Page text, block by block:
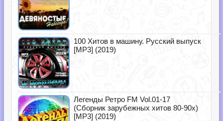
100 Хитов в машину. Русский выпуск
[MP3] (2019)
Легенды Ретро FM Vol.01-17
(Сборник зарубежных хитов 80-90х)
[MP3] (2019)